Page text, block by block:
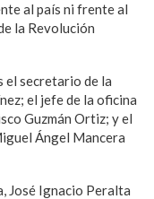
al país ni frente al
la Revolución
el secretario de la
el jefe de la oficina
Guzmán Ortiz; y el
Ángel Mancera
José Ignacio Peralta